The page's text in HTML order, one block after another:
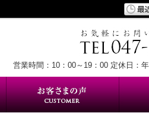
営業時間：10：00～19：00 定休日：